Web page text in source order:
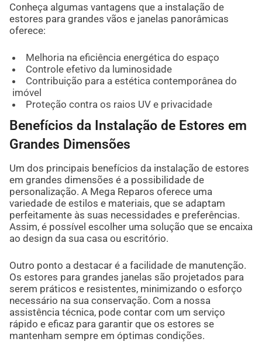
Conheça algumas vantagens que a instalação de
estores para grandes vãos e janelas panorâmicas
oferece:
Melhoria na eficiência energética do espaço
Controle efetivo da luminosidade
Contribuição para a estética contemporânea do
imóvel
Proteção contra os raios UV e privacidade
Benefícios da Instalação de Estores em
Grandes Dimensões
Um dos principais benefícios da instalação de estores
em grandes dimensões é a possibilidade de
personalização. A Mega Reparos oferece uma
variedade de estilos e materiais, que se adaptam
perfeitamente às suas necessidades e preferências.
Assim, é possível escolher uma solução que se encaixa
ao design da sua casa ou escritório.
Outro ponto a destacar é a facilidade de manutenção.
Os estores para grandes janelas são projetados para
serem práticos e resistentes, minimizando o esforço
necessário na sua conservação. Com a nossa
assistência técnica, pode contar com um serviço
rápido e eficaz para garantir que os estores se
mantenham sempre em óptimas condições.